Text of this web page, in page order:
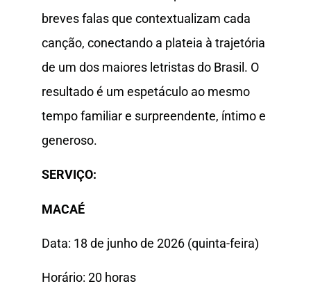
breves falas que contextualizam cada
canção, conectando a plateia à trajetória
de um dos maiores letristas do Brasil. O
resultado é um espetáculo ao mesmo
tempo familiar e surpreendente, íntimo e
generoso.
SERVIÇO:
MACAÉ
Data: 18 de junho de 2026 (quinta-feira)
Horário: 20 horas